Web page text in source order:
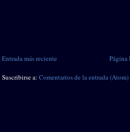
Entrada más reciente Página
Suscribirse a: Comentarios de la entrada (Atom)